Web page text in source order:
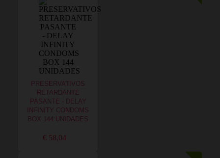
PRESERVATIVOS
RETARDANTE
PASANTE - DELAY
INFINITY CONDOMS
BOX 144 UNIDADES
€ 58,04